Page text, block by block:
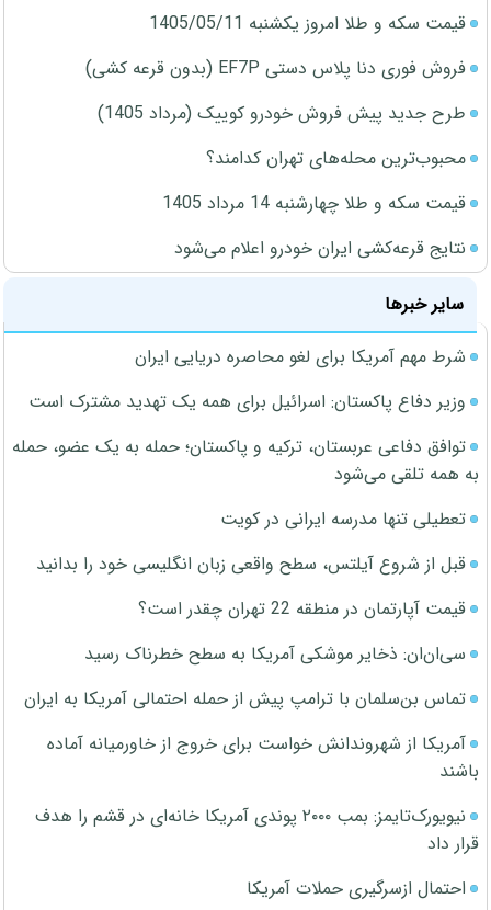
قیمت سکه و طلا امروز یکشنبه 1405/05/11
فروش فوری دنا پلاس دستی EF7P (بدون قرعه کشی)
طرح جدید پیش فروش خودرو کوییک (مرداد 1405)
محبوب‌ترین محله‌های تهران کدامند؟
قیمت سکه و طلا چهارشنبه 14 مرداد 1405
نتایج قرعه‌کشی ایران خودرو اعلام می‌شود
سایر خبرها
شرط مهم آمریکا برای لغو محاصره دریایی ایران
وزیر دفاع پاکستان: اسرائیل برای همه یک تهدید مشترک است
توافق دفاعی عربستان، ترکیه و پاکستان؛ حمله به یک عضو، حمله
به همه تلقی می‌شود
تعطیلی تنها مدرسه ایرانی در کویت
قبل از شروع آیلتس، سطح واقعی زبان انگلیسی خود را بدانید
قیمت آپارتمان در منطقه 22 تهران چقدر است؟
سی‌ان‌ان: ذخایر موشکی آمریکا به سطح خطرناک رسید
تماس بن‌سلمان با ترامپ پیش از حمله احتمالی آمریکا به ایران
آمریکا از شهروندانش خواست برای خروج از خاورمیانه آماده
باشند
نیویورک‌تایمز: بمب ۲۰۰۰ پوندی آمریکا خانه‌ای در قشم را هدف
قرار داد
احتمال ازسرگیری حملات آمریکا